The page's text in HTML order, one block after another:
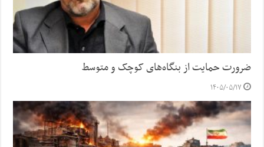
ضرورت حمایت از بنگاه‌های کوچک و متوسط
۱۴۰۵/۰۵/۱۷